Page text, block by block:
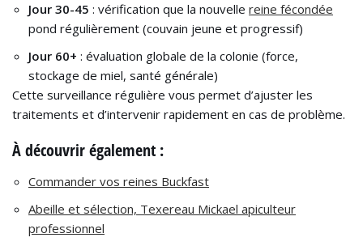
Jour 30-45 : vérification que la nouvelle reine fécondée
pond régulièrement (couvain jeune et progressif)
Jour 60+ : évaluation globale de la colonie (force,
stockage de miel, santé générale)
Cette surveillance régulière vous permet d’ajuster les
traitements et d’intervenir rapidement en cas de problème.
À découvrir également :
Commander vos reines Buckfast
Abeille et sélection, Texereau Mickael apiculteur
professionnel